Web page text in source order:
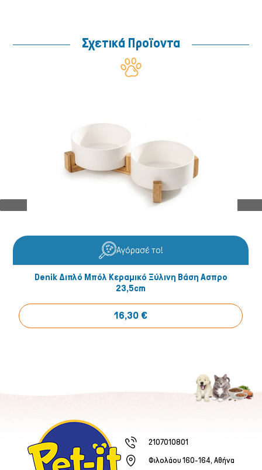
Ψάρια/Ερπετά
Σχετικά Προϊοντα
Αγόρασέ το!
Denik Διπλό Μπόλ Κεραμικό Ξύλινη Βάση Ασπρο
23,5cm
16,30 €
2107010801
Φιλολάου 160-164, Αθήνα